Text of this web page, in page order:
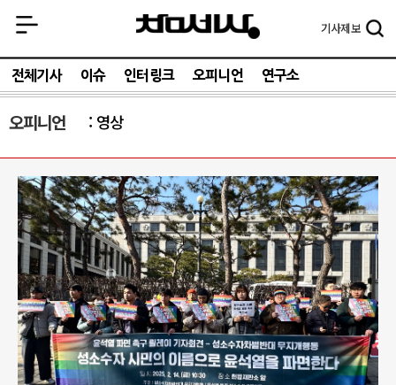
기사제보
전체기사 이슈 인터링크 오피니언 연구소
오피니언 영상